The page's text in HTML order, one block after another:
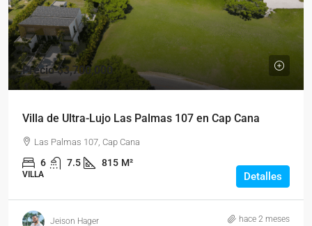
Precio$3,700,000
Villa de Ultra-Lujo Las Palmas 107 en Cap Cana
Las Palmas 107, Cap Cana
6 7.5 815 M²
VILLA Detalles
Jeison Hager hace 2 meses